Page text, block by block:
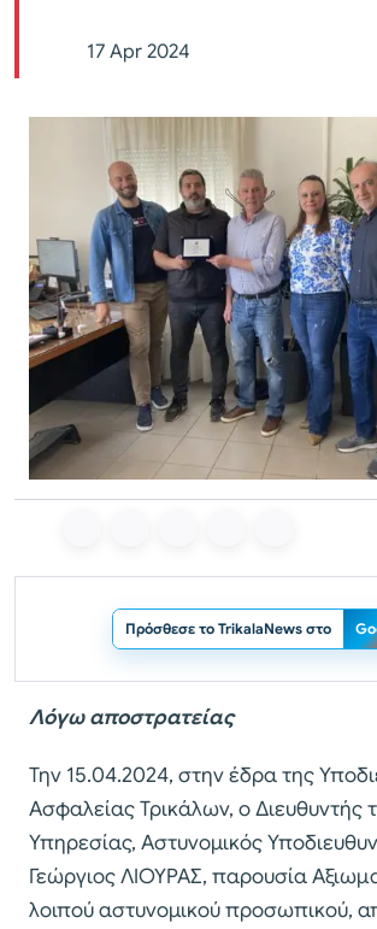
17 Apr 2024
Πρόσθεσε το TrikalaNews στο
Λόγω αποστρατείας
Την 15.04.2024, στην έδρα της
Ασφαλείας Τρικάλων, ο Διευθυντής
Υπηρεσίας, Αστυνομικός
Γεώργιος ΛΙΟΥΡΑΣ, παρουσία
λοιπού αστυνομικού προσωπικού,